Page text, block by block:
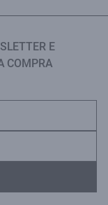
E
COMPRA